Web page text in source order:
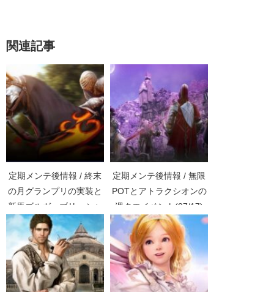
関連記事
定期メンテ後情報 / 終末
の月グランプリの実装と
新馬ゴルガ・ブリーシャ
(01/13)
定期メンテ後情報 / 無限
POTとアトラクシオンの
週クエイベント(07/17)